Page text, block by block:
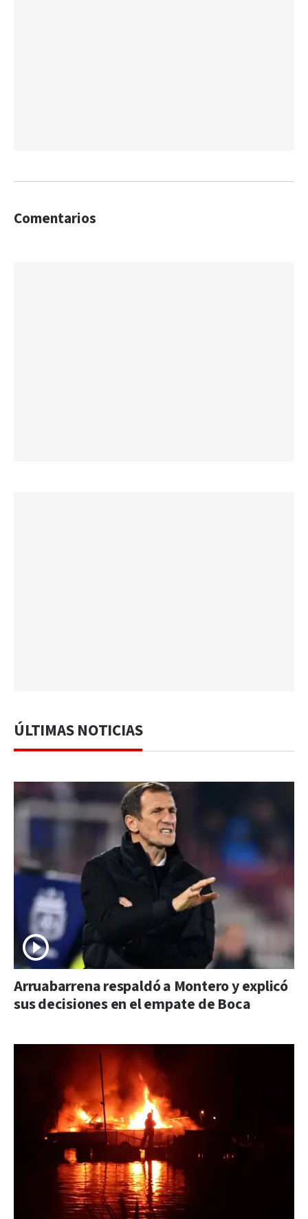
Comentarios
ÚLTIMAS NOTICIAS
Arruabarrena respaldó a Montero y explicó
sus decisiones en el empate de Boca